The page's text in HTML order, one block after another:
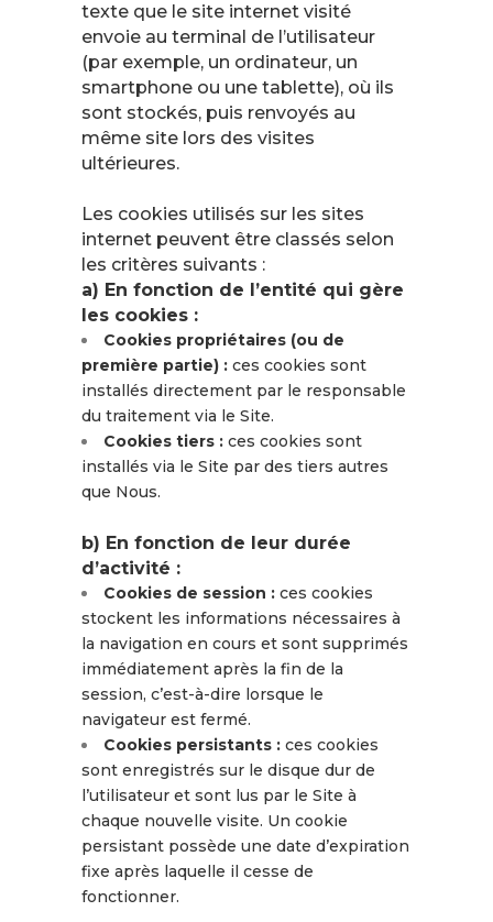
texte que le site internet visité
envoie au terminal de l’utilisateur
(par exemple, un ordinateur, un
smartphone ou une tablette), où ils
sont stockés, puis renvoyés au
même site lors des visites
ultérieures.
Les cookies utilisés sur les sites
internet peuvent être classés selon
les critères suivants :
a) En fonction de l’entité qui gère
les cookies :
Cookies propriétaires (ou de
première partie) : ces cookies sont
installés directement par le responsable
du traitement via le Site.
Cookies tiers : ces cookies sont
installés via le Site par des tiers autres
que Nous.
b) En fonction de leur durée
d’activité :
Cookies de session : ces cookies
stockent les informations nécessaires à
la navigation en cours et sont supprimés
immédiatement après la fin de la
session, c’est-à-dire lorsque le
navigateur est fermé.
Cookies persistants : ces cookies
sont enregistrés sur le disque dur de
l’utilisateur et sont lus par le Site à
chaque nouvelle visite. Un cookie
persistant possède une date d’expiration
fixe après laquelle il cesse de
fonctionner.